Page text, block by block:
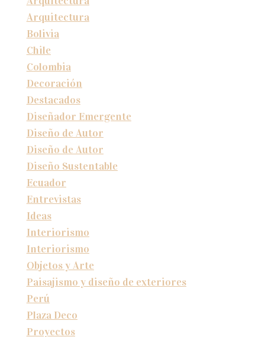
Arquitectura
Bolivia
Chile
Colombia
Decoración
Destacados
Diseñador Emergente
Diseño de Autor
Diseño de Autor
Diseño Sustentable
Ecuador
Entrevistas
Ideas
Interiorismo
Interiorismo
Objetos y Arte
Paisajismo y diseño de exteriores
Perú
Plaza Deco
Proyectos